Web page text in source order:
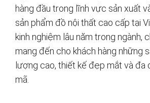
hàng đầu trong lĩnh vực sản xuất
sản phẩm đồ nội thất cao cấp tại
kinh nghiệm lâu năm trong ngành,
mang đến cho khách hàng những
lượng cao, thiết kế đẹp mắt và đa
mã.